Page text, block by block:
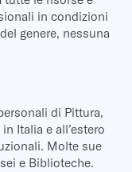
in condizioni
genere, nessuna
di Pittura,
Italia e all’estero
Molte sue
e Biblioteche.